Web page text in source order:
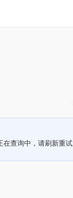
在查询中，请刷新重试